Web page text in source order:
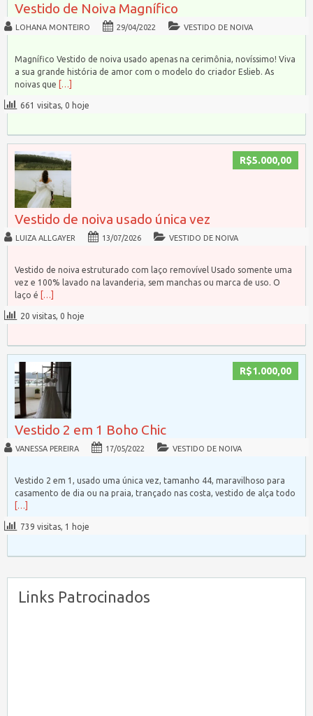
Vestido de Noiva Magnífico
LOHANA MONTEIRO 29/04/2022 VESTIDO DE NOIVA
Magnífico Vestido de noiva usado apenas na cerimônia, novíssimo! Viva
a sua grande história de amor com o modelo do criador Eslieb. As
noivas que
[…]
661 visitas, 0 hoje
R$5.000,00
Vestido de noiva usado única vez
LUIZA ALLGAYER 13/07/2026 VESTIDO DE NOIVA
Vestido de noiva estruturado com laço removível Usado somente uma
vez e 100% lavado na lavanderia, sem manchas ou marca de uso. O
laço é
[…]
20 visitas, 0 hoje
R$1.000,00
Vestido 2 em 1 Boho Chic
VANESSA PEREIRA 17/05/2022 VESTIDO DE NOIVA
Vestido 2 em 1, usado uma única vez, tamanho 44, maravilhoso para
casamento de dia ou na praia, trançado nas costa, vestido de alça todo
[…]
739 visitas, 1 hoje
Links Patrocinados